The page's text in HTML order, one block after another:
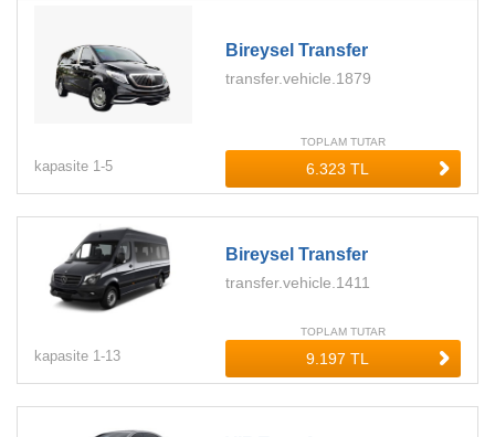
Bireysel Transfer
transfer.vehicle.1879
kapasite 1-5
TOPLAM TUTAR
Bireysel Transfer
transfer.vehicle.1411
kapasite 1-13
TOPLAM TUTAR